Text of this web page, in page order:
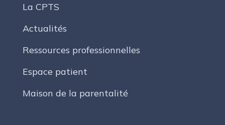
La CPTS
Actualités
Ressources professionnelles
Espace patient
Maison de la parentalité